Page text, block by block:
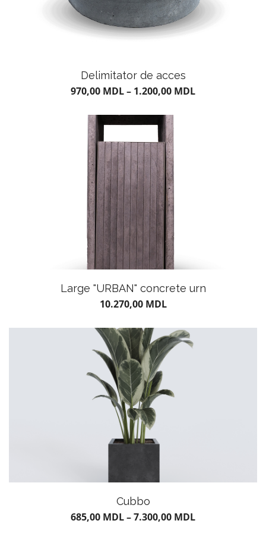
Delimitator de acces
970,00 MDL– 1.200,00 MDL
Large "URBAN" concrete urn
10.270,00 MDL
Cubbo
685,00 MDL–7.300,00 MDL